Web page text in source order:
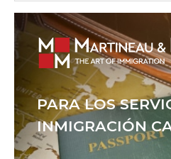
PARA LOS
INMIGRACIÓN